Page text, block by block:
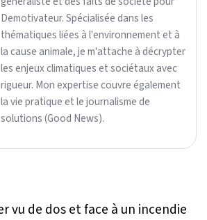
Demotivateur. Spécialisée dans les
thématiques liées à l'environnement et à
la cause animale, je m'attache à décrypter
les enjeux climatiques et sociétaux avec
rigueur. Mon expertise couvre également
la vie pratique et le journalisme de
solutions (Good News).